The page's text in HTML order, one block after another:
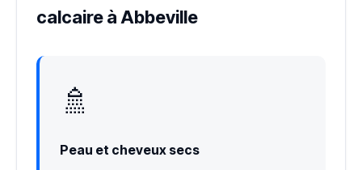
calcaire à Abbeville
🚿
Peau et cheveux secs